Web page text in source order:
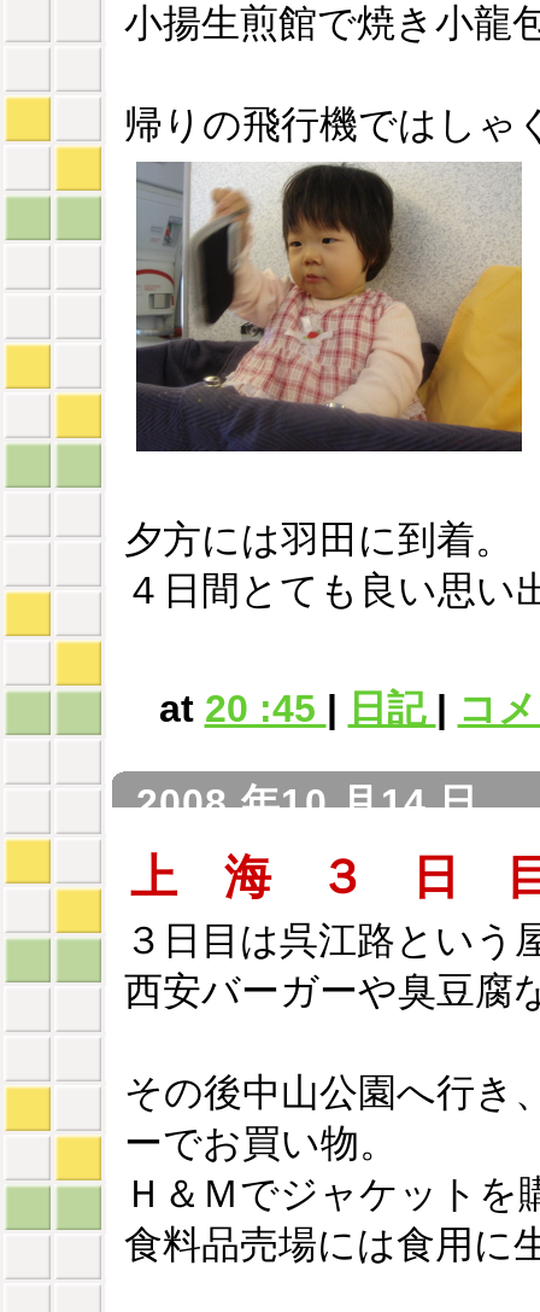
小揚生煎館で焼き小龍
帰りの飛行機ではしゃ
夕方には羽田に到着。
４日間とても良い思
at 20 :45 | 日記 | コ
2008 年10 月14 日
上 海 ３ 日
３日目は呉江路という
西安バーガーや臭豆腐
その後中山公園へ行き
ーでお買い物。
Ｈ＆Ｍでジャケットを
食料品売場には食用に